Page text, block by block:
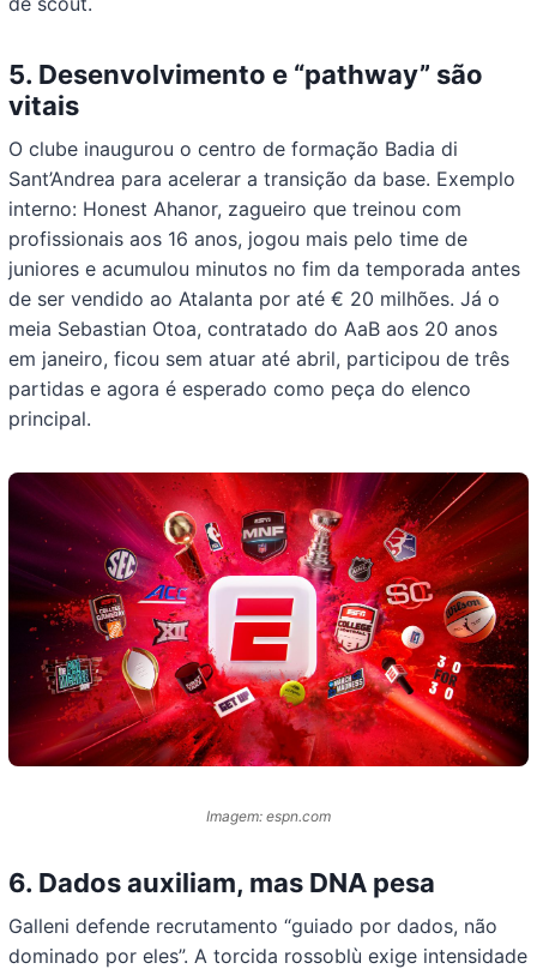
5. Desenvolvimento e “pathway” são
vitais
O clube inaugurou o centro de formação Badia di
Sant’Andrea para acelerar a transição da base. Exemplo
interno: Honest Ahanor, zagueiro que treinou com
profissionais aos 16 anos, jogou mais pelo time de
juniores e acumulou minutos no fim da temporada antes
de ser vendido ao Atalanta por até € 20 milhões. Já o
meia Sebastian Otoa, contratado do AaB aos 20 anos
em janeiro, ficou sem atuar até abril, participou de três
partidas e agora é esperado como peça do elenco
principal.
Imagem: espn.com
6. Dados auxiliam, mas DNA pesa
Galleni defende recrutamento “guiado por dados, não
dominado por eles”. A torcida rossoblù exige intensidade